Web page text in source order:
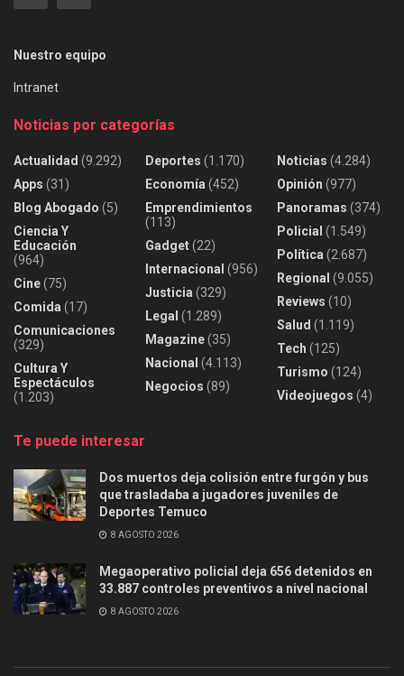
Nuestro equipo
Intranet
Noticias por categorías
Actualidad (9.292)
Apps (31)
Blog Abogado (5)
Ciencia Y
Educación
(964)
Cine(75)
Comida (17)
Comunicaciones
(329)
Cultura Y
Espectáculos
(1.203)
Deportes (1.170)
Economía (452)
Emprendimientos
(113)
Gadget(22)
Internacional (956)
Justicia (329)
Legal (1.289)
Magazine(35)
Nacional (4.113)
Negocios (89)
Noticias (4.284)
Opinión (977)
Panoramas (374)
Policial (1.549)
Política (2.687)
Regional (9.055)
Reviews (10)
Salud (1.119)
Tech (125)
Turismo (124)
Videojuegos (4)
Te puede interesar
Dos muertos deja colisión entre furgón y bus
que trasladaba a jugadores juveniles de
Deportes Temuco
8 AGOSTO 2026
Megaoperativo policial deja 656 detenidos en
33.887 controles preventivos a nivel nacional
8 AGOSTO 2026